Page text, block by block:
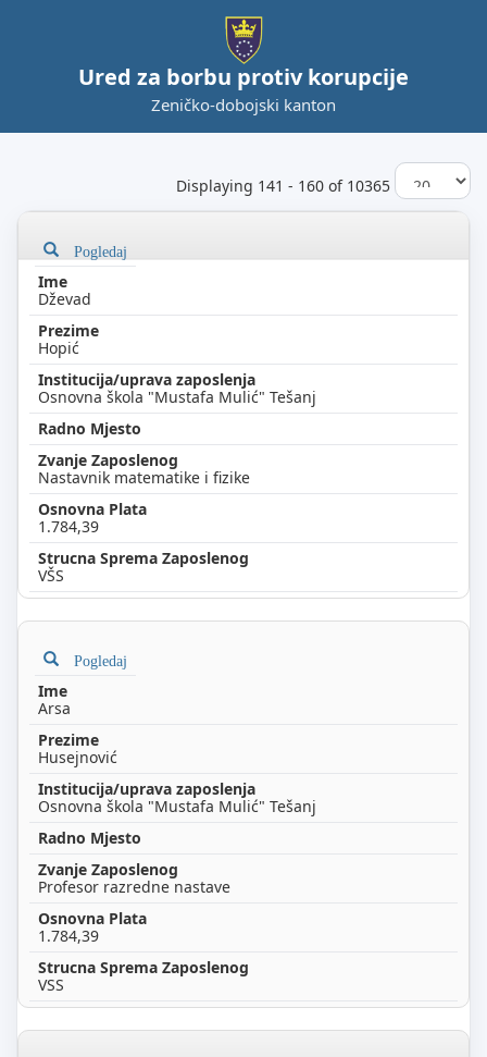
Ured za borbu protiv korupcije
Zeničko-dobojski kanton
Displaying 141 - 160 of 10365
Pogledaj
Dževad
Hopić
Osnovna škola "Mustafa Mulić" Tešanj
Nastavnik matematike i fizike
1.784,39
VŠS
Pogledaj
Arsa
Husejnović
Osnovna škola "Mustafa Mulić" Tešanj
Profesor razredne nastave
1.784,39
VSS